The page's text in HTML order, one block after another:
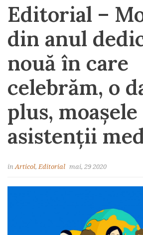
Editorial –
din anul
nouă în care
celebrăm, o
plus,
asistenții
inArticol, Editorial mai, 29 2020